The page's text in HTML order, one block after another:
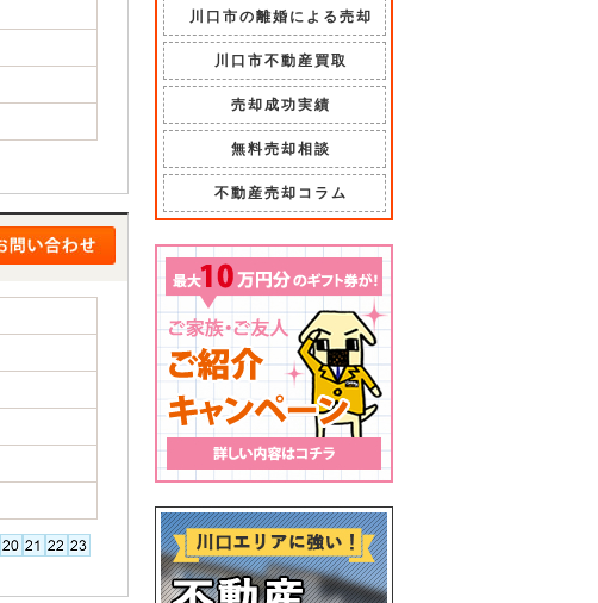
川口市の離婚による売却
川口市不動産買取
売却成功実績
無料売却相談
不動産売却コラム